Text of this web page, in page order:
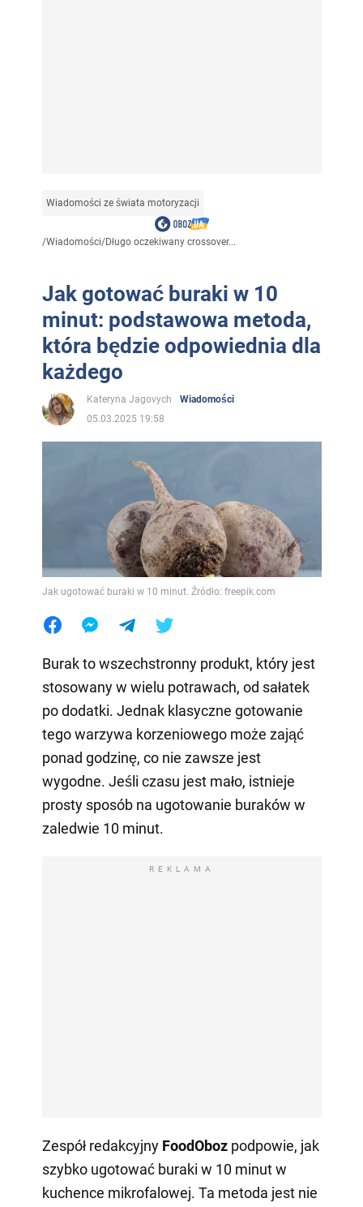
Wiadomości ze świata motoryzacji
/Wiadomości/Długo oczekiwany crossover...
Jak gotować buraki w 10
minut: podstawowa metoda,
która będzie odpowiednia dla
każdego
Kateryna Jagovych
Wiadomości
05.03.2025 19:58
Jak ugotować buraki w 10 minut. Źródło: freepik.com
Burak to wszechstronny produkt, który jest
stosowany w wielu potrawach, od sałatek
po dodatki. Jednak klasyczne gotowanie
tego warzywa korzeniowego może zająć
ponad godzinę, co nie zawsze jest
wygodne. Jeśli czasu jest mało, istnieje
prosty sposób na ugotowanie buraków w
zaledwie 10 minut.
REKLAMA
Zespół redakcyjny FoodOboz podpowie, jak
szybko ugotować buraki w 10 minut w
kuchence mikrofalowej. Ta metoda jest nie